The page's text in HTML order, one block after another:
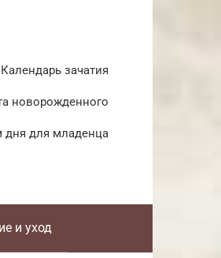
Календарь зачатия
новорожденного
дня для младенца
и уход